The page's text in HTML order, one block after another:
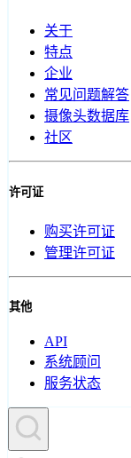
关于
特点
企业
常见问题解答
摄像头数据库
社区
许可证
购买许可证
管理许可证
其他
API
系统顾问
服务状态